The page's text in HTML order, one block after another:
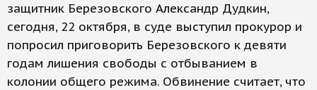
защитник Березовского Александр Дудкин,
сегодня, 22 октября, в суде выступил прокурор и
попросил приговорить Березовского к девяти
годам лишения свободы с отбыванием в
колонии общего режима. Обвинение считает, что